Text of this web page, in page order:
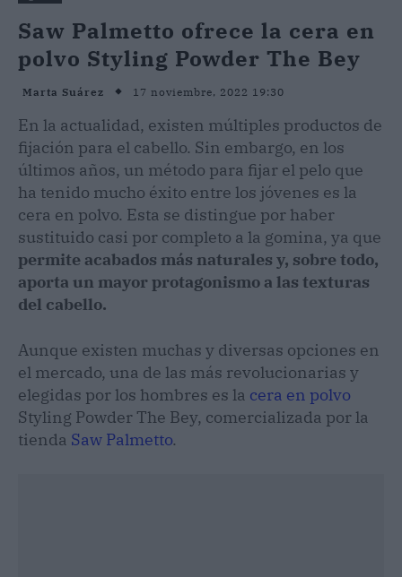
Saw Palmetto ofrece la cera en
polvo Styling Powder The Bey
Marta Suárez 17 noviembre, 2022 19:30
En la actualidad, existen múltiples productos de
fijación para el cabello. Sin embargo, en los
últimos años, un método para fijar el pelo que
ha tenido mucho éxito entre los jóvenes es la
cera en polvo. Esta se distingue por haber
sustituido casi por completo a la gomina, ya que
permite acabados más naturales y, sobre todo,
aporta un mayor protagonismo a las texturas
del cabello.
Aunque existen muchas y diversas opciones en
el mercado, una de las más revolucionarias y
elegidas por los hombres es la cera en polvo
Styling Powder The Bey, comercializada por la
tienda Saw Palmetto.